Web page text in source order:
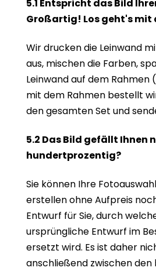
5.1 Entspricht das Bild
Großartig! Los geht's mit
Wir drucken die Leinwand
aus, mischen die Farben,
Leinwand auf dem Rahmen
mit dem Rahmen bestellt
den gesamten Set und
5.2 Das Bild gefällt Ihnen
hundertprozentig?
Sie können Ihre
erstellen ohne Aufpreis
Entwurf für Sie, durch
ursprüngliche Entwurf im
ersetzt wird. Es ist daher
anschließend zwischen den